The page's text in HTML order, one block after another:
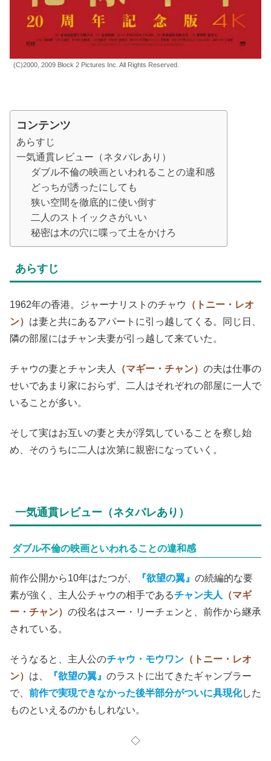
(C)2000, 2009 Block 2 Pictures Inc. All Rights Reserved.
コンテンツ
あらすじ
一気通貫レビュー（ネタバレあり）
ダブル不倫の映画といわれることの違和感
どっちが誘ったにしても
狭い空間を徹底的に使い倒す
二人のストイックさがいい
秘密は木の穴に喋って土をかけろ
あらすじ
1962年の香港。ジャーナリストのチャウ
（トニー・レオ
ン） は妻と共にあるアパートに引っ越してくる。同じ日、
隣の部屋にはチャン夫妻が引っ越して来ていた。
チャウの妻とチャン夫人 （マギー・チャン） の夫は仕事の
せいであまり家におらず、二人はそれぞれの部屋に一人で
いることが多い。
そして実はお互いの妻と夫が浮気していることを察し始
め、そのうちに二人は次第に親密になっていく。
一気通貫レビュー（ネタバレあり）
ダブル不倫の映画といわれることの違和感
前作公開から10年はたつが、 『欲望の翼』 の続編的な要
素が強く、主人公チャウの相手であるチャン夫人
（マギ
ー・チャン） の役名はスー・リーチェンと、前作から継承
されている。
そうなると、主人公のチャウ・モウワン （トニー・レオ
ン） は、 『欲望の翼』 のラストに出てきたギャンブラー
で、 前作で実現できなかった後半部分がついに具現化した
ものといえるのかもしれない。
◇